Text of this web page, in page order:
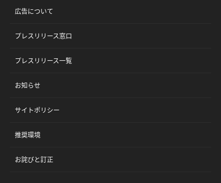
広告について
プレスリリース窓口
プレスリリース一覧
お知らせ
サイトポリシー
推奨環境
お詫びと訂正